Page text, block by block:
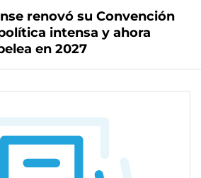
renovó su Convención
intensa y ahora
en 2027